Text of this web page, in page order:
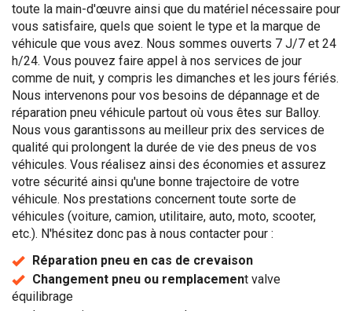
toute la main-d'œuvre ainsi que du matériel nécessaire pour
vous satisfaire, quels que soient le type et la marque de
véhicule que vous avez. Nous sommes ouverts 7 J/7 et 24
h/24. Vous pouvez faire appel à nos services de jour
comme de nuit, y compris les dimanches et les jours fériés.
Nous intervenons pour vos besoins de dépannage et de
réparation pneu véhicule partout où vous êtes sur Balloy.
Nous vous garantissons au meilleur prix des services de
qualité qui prolongent la durée de vie des pneus de vos
véhicules. Vous réalisez ainsi des économies et assurez
votre sécurité ainsi qu'une bonne trajectoire de votre
véhicule. Nos prestations concernent toute sorte de
véhicules (voiture, camion, utilitaire, auto, moto, scooter,
etc.). N'hésitez donc pas à nous contacter pour :
Réparation pneu en cas de crevaison
Changement pneu ou remplacement valve
équilibrage